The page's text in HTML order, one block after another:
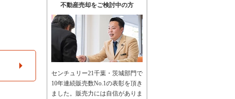
不動産売却をご検討中の方
センチュリー21千葉・茨城部門で
10年連続販売数No.1の表彰を頂き
ました。販売力には自信がありま